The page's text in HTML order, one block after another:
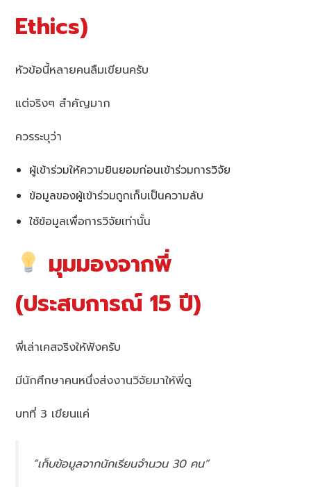
Ethics)
หัวข้อนี้หลายคนลืมเขียนครับ
แต่จริงๆ สำคัญมาก
ควรระบุว่า
ผู้เข้าร่วมให้ความยินยอมก่อนเข้าร่วมการวิจัย
ข้อมูลของผู้เข้าร่วมถูกเก็บเป็นความลับ
ใช้ข้อมูลเพื่อการวิจัยเท่านั้น
มุมมองจากพี่
(ประสบการณ์ 15 ปี)
พี่เล่าเคสจริงให้ฟังครับ
มีนักศึกษาคนหนึ่งส่งงานวิจัยมาให้พี่ดู
บทที่ 3 เขียนแค่
“เก็บข้อมูลจากนักเรียนจำนวน 30 คน”